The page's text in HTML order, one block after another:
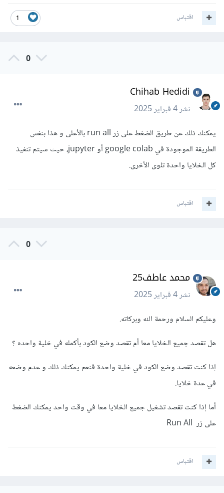
1 اقتباس
0
Chihab Hedidi
نشر4 فبراير 2025
يمكنك ذلك عن طريق الضغط على زر run all بالأعلى و هذا بنفس
الطريقة الموجودة في google colab أو jupyter، حيث سيتم تنفيذ
كل الخلايا واحدة تلوى الأخرى.
اقتباس
0
محمد عاطف25
نشر4 فبراير 2025
وعليكم السلام ورحمة الله وبركاته.
هل تقصد جميع الخلايا معا أم تقصد وضع الكود بأكمله في خلية واحده ؟
إذا كنت تقصد وضع الكود في خلية واحدة فنعم يمكنك ذلك و عدم وضعه
في عدة خلايا.
أما إذا كنت تقصد تشغيل جميع الخلايا معا في وقت واحد يمكنك الضغط
على زر Run All
اقتباس